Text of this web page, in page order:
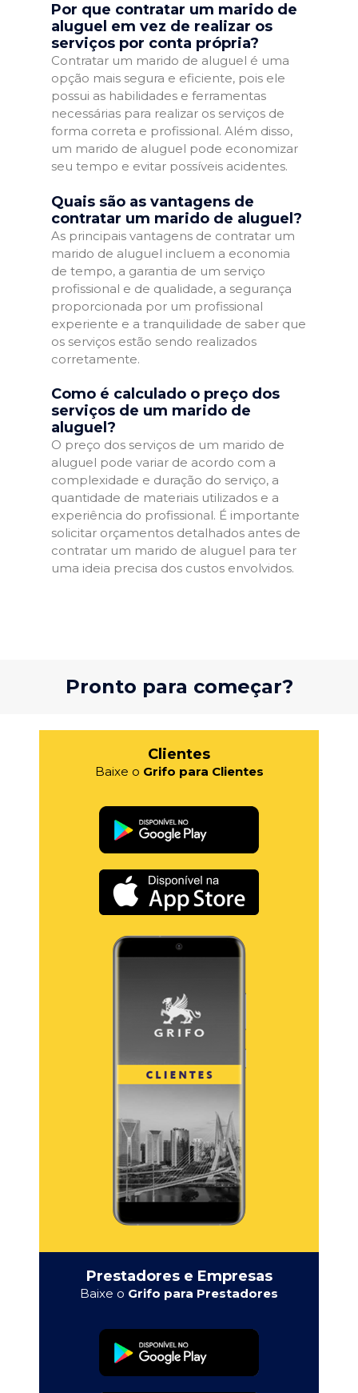
Por que contratar um marido de
aluguel em vez de realizar os
serviços por conta própria?
Contratar um marido de aluguel é uma
opção mais segura e eficiente, pois ele
possui as habilidades e ferramentas
necessárias para realizar os serviços de
forma correta e profissional. Além disso,
um marido de aluguel pode economizar
seu tempo e evitar possíveis acidentes.
Quais são as vantagens de
contratar um marido de aluguel?
As principais vantagens de contratar um
marido de aluguel incluem a economia
de tempo, a garantia de um serviço
profissional e de qualidade, a segurança
proporcionada por um profissional
experiente e a tranquilidade de saber que
os serviços estão sendo realizados
corretamente.
Como é calculado o preço dos
serviços de um marido de
aluguel?
O preço dos serviços de um marido de
aluguel pode variar de acordo com a
complexidade e duração do serviço, a
quantidade de materiais utilizados e a
experiência do profissional. É importante
solicitar orçamentos detalhados antes de
contratar um marido de aluguel para ter
uma ideia precisa dos custos envolvidos.
Pronto para começar?
Clientes
Baixe o Grifo para Clientes
Prestadores e Empresas
Baixe o Grifo para Prestadores